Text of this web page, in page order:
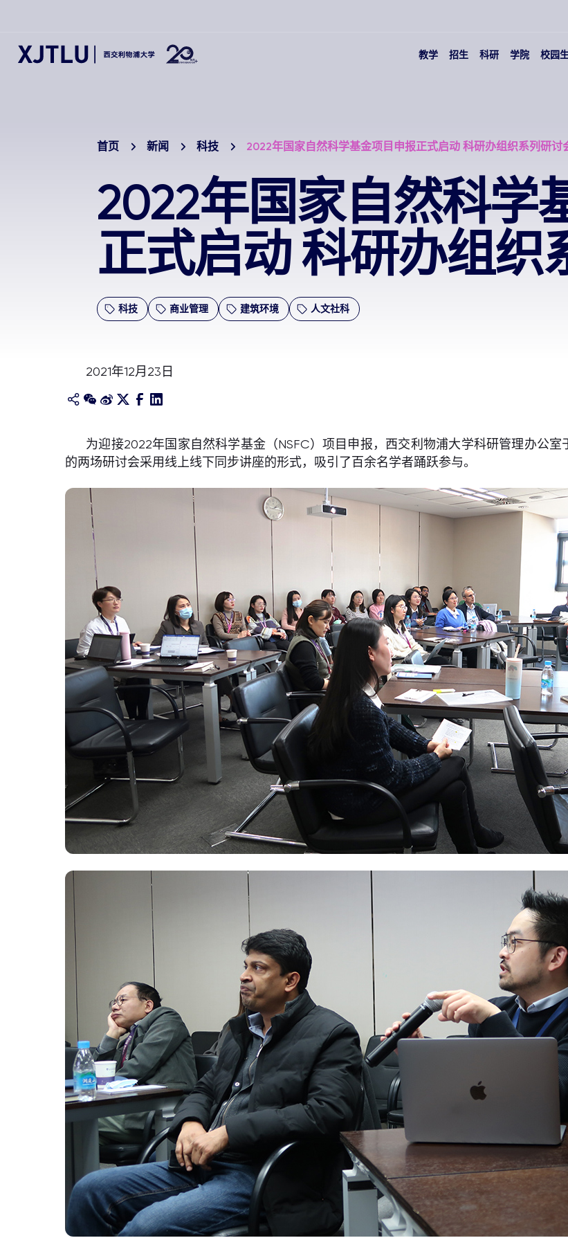
教学 招生 科研 学院 校园
首页 新闻 科技 2022年国家自然科学基金项目申报正式启动 科研办组织系列研讨
2022年国家自然科学
正式启动 科研办组织
科技 商业管理 建筑环境 人文社科
2021年12月23日
为迎接2022年国家自然科学基金（NSFC）项目申报，西交利物浦大学科研管理办公
的两场研讨会采用线上线下同步讲座的形式，吸引了百余名学者踊跃参与。